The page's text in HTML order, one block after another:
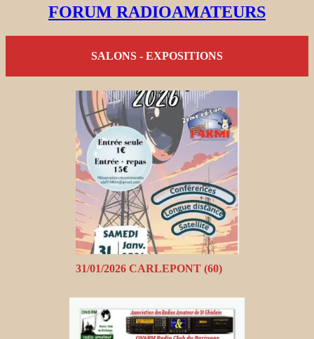
FORUM RADIOAMATEURS
SALONS - EXPOSITIONS
31/01/2026 CARLEPONT (60)